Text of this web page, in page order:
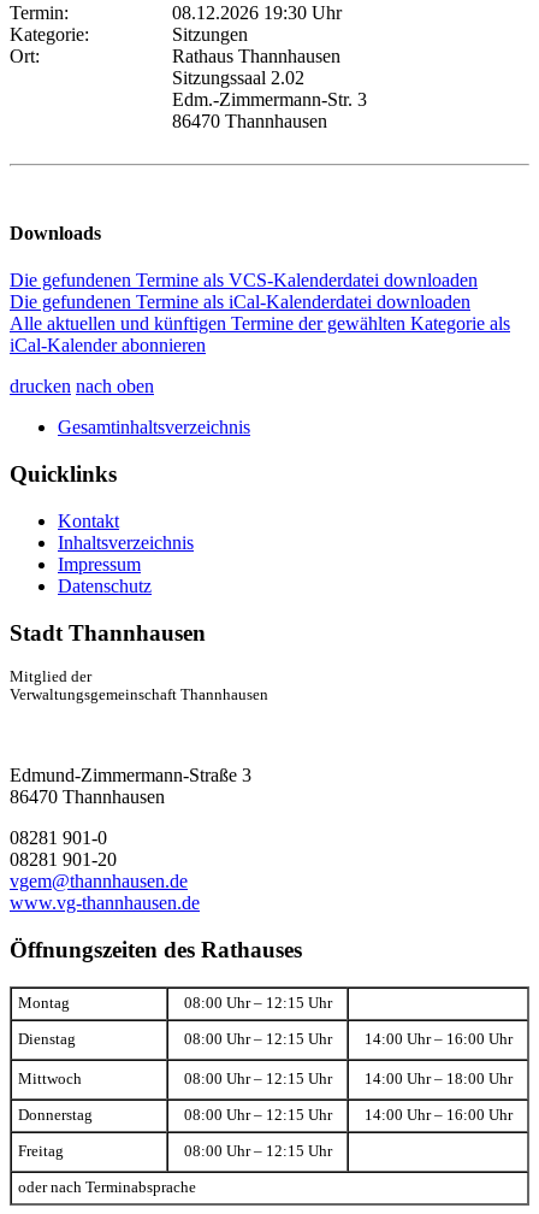
Termin:
08.12.2026 19:30 Uhr
Kategorie:
Sitzungen
Ort:
Rathaus Thannhausen
Sitzungssaal 2.02
Edm.-Zimmermann-Str. 3
86470 Thannhausen
Downloads
Die gefundenen Termine als VCS-Kalenderdatei downloaden
Die gefundenen Termine als iCal-Kalenderdatei downloaden
Alle aktuellen und künftigen Termine der gewählten Kategorie als
iCal-Kalender abonnieren
drucken nach oben
Gesamtinhaltsverzeichnis
Quicklinks
Kontakt
Inhaltsverzeichnis
Impressum
Datenschutz
Stadt Thannhausen
Mitglied der
Verwaltungsgemeinschaft Thannhausen
Edmund-Zimmermann-Straße 3
86470 Thannhausen
08281 901-0
08281 901-20
vgem@thannhausen.de
www.vg-thannhausen.de
Öffnungszeiten des Rathauses
Montag 08:00 Uhr – 12:15 Uhr
Dienstag 08:00 Uhr – 12:15 Uhr 14:00 Uhr – 16:00 Uhr
Mittwoch 08:00 Uhr – 12:15 Uhr 14:00 Uhr – 18:00 Uhr
Donnerstag 08:00 Uhr – 12:15 Uhr 14:00 Uhr – 16:00 Uhr
Freitag 08:00 Uhr – 12:15 Uhr
oder nach Terminabsprache